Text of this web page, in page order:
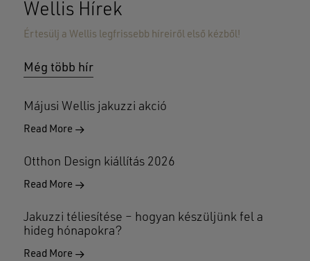
Wellis Hírek
Értesülj a Wellis legfrissebb híreiről első kézből!
Még több hír
Májusi Wellis jakuzzi akció
Read More
Otthon Design kiállítás 2026
Read More
Jakuzzi téliesítése – hogyan készüljünk fel a
hideg hónapokra?
Read More